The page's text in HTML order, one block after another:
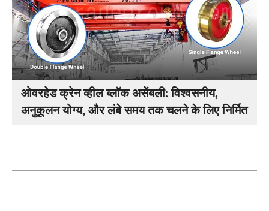
ओवरहेड क्रेन व्हील ब्लॉक असेंबली: विश्वसनीय,
अनुकूलन योग्य, और लंबे समय तक चलने के लिए निर्मित